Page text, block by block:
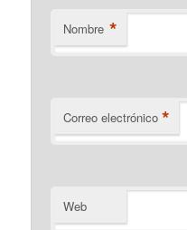
Nombre *
Correo electrónico *
Web